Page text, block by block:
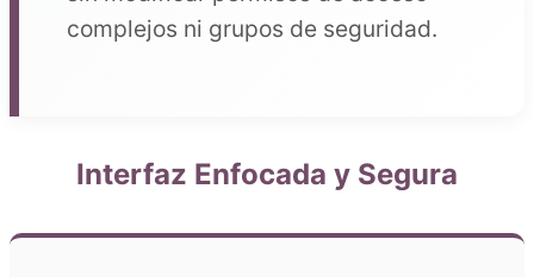
complejos ni grupos de seguridad.
Interfaz Enfocada y Segura